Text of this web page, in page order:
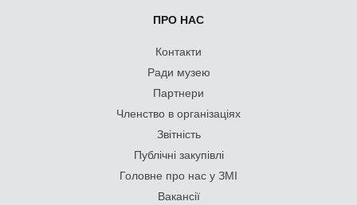
ПРО НАС
Контакти
Ради музею
Партнери
Членство в організаціях
Звітність
Публічні закупівлі
Головне про нас у ЗМІ
Вакансії